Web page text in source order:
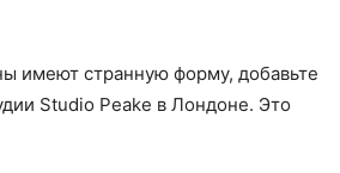
имеют странную форму, добавьте
Studio Peake в Лондоне. Это